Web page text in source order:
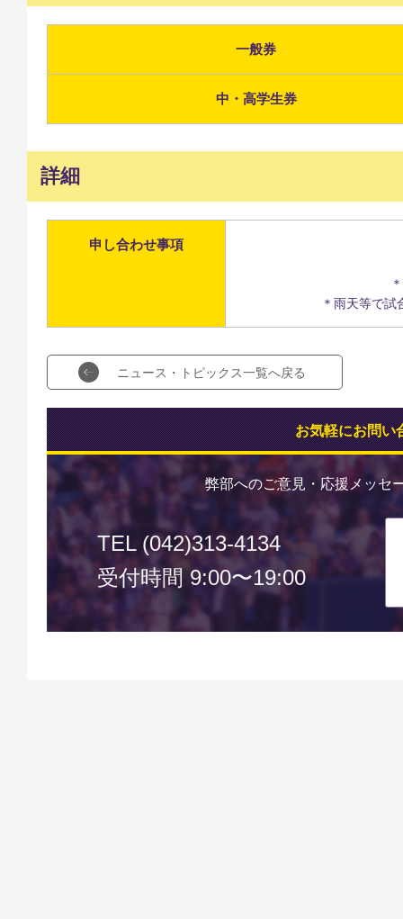
一般券
中・高学生券
詳細
申し合わせ事項
＊雨天等で
ニュース・トピックス一覧へ戻る
お気軽にお問い
弊部へのご意見・応援メッセ
TEL (042)313-4134
受付時間 9:00〜19:00